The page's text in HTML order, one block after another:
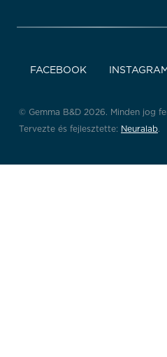
FACEBOOK
© Gemma B&D 2026. Minden jog
Tervezte és fejlesztette: Neuralab.